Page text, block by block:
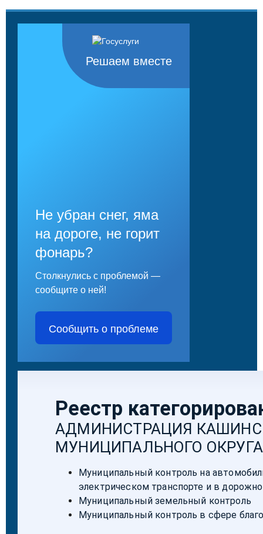
Решаем вместе
Не убран снег, яма
на дороге, не горит
фонарь?
Столкнулись с проблемой —
сообщите о ней!
Сообщить о проблеме